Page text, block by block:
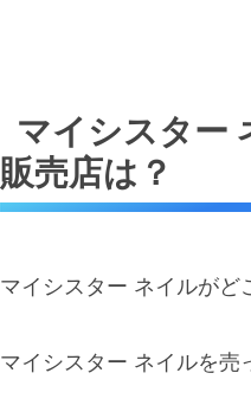
マイシスター
販売店は？
マイシスター ネイルがど
マイシスター ネイルを